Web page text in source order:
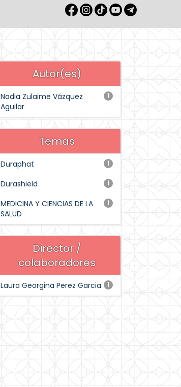
Autor(es)
1
Nadia Zulaime Vázquez
Aguilar
Temas
1
Duraphat
1
Durashield
1
MEDICINA Y CIENCIAS DE LA
SALUD
Director /
colaboradores
1
Laura Georgina Perez Garcia